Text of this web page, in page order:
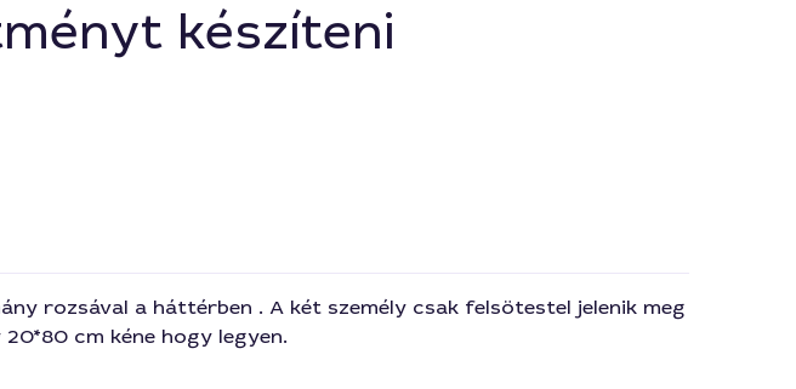
készíteni
rozsával a háttérben . A két személy csak felsötestel jelenik meg
cm kéne hogy legyen.